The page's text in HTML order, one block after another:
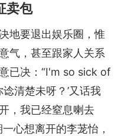
卖包
地要退出娱乐圈，惟
气，甚至跟家人关系
已决：“I'm so sick of
清楚未呀？’又话我
，我已经窒息喇去
心想离开的李茏怡，